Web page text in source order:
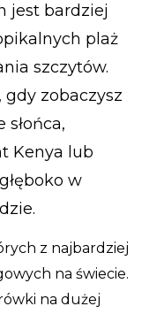
jest bardziej
plaż
szczytów.
zobaczysz
słońca,
Kenya lub
w
z najbardziej
na świecie.
na dużej